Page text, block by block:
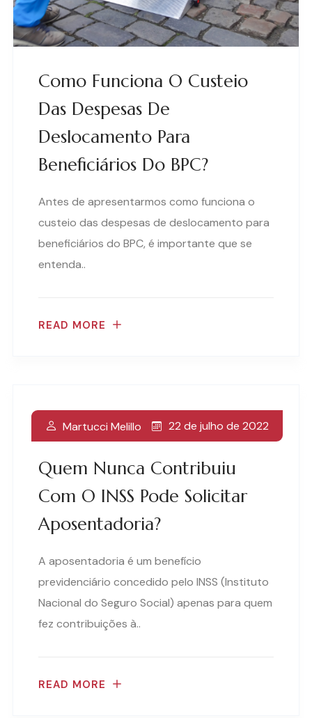
Como Funciona O Custeio
Das Despesas De
Deslocamento Para
Beneficiários Do BPC?
Antes de apresentarmos como funciona o
custeio das despesas de deslocamento para
beneficiários do BPC, é importante que se
entenda..
READ MORE
Quem Nunca Contribuiu
Com O INSS Pode Solicitar
Aposentadoria?
Martucci Melillo 22 de julho de 2022
A aposentadoria é um benefício
previdenciário concedido pelo INSS (Instituto
Nacional do Seguro Social) apenas para quem
fez contribuições à..
READ MORE